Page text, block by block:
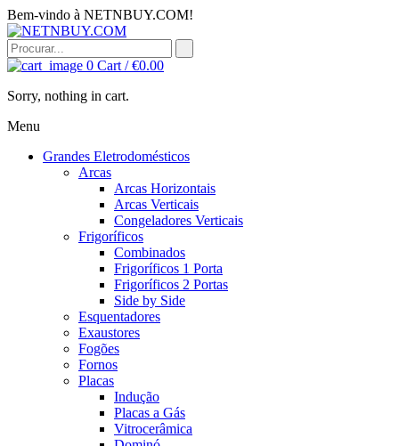
Bem-vindo à NETNBUY.COM!
0 Cart /€0.00
Sorry, nothing in cart.
Menu
Grandes Eletrodomésticos
Arcas
Arcas Horizontais
Arcas Verticais
Congeladores Verticais
Frigoríficos
Combinados
Frigoríficos 1 Porta
Frigoríficos 2 Portas
Side by Side
Esquentadores
Exaustores
Fogões
Fornos
Placas
Indução
Placas a Gás
Vitrocerâmica